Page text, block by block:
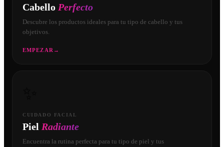
Cabello Perfecto
Descubre los productos ideales para tu tipo de cabello y tus
objetivos.
EMPEZAR →
CUIDADO FACIAL
Piel Radiante
Encuentra la rutina perfecta para tu tipo de piel y tus